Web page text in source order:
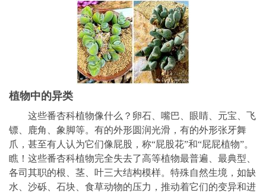
植物中的异类
这些番杏科植物像什么？卵石、嘴巴、眼睛、元宝、飞
镖、鹿角、象脚等。有的外形圆润光滑，有的外形张牙舞
爪，甚至有人认为它们像屁股，称“屁股花”和“屁屁植物”。
瞧！这些番杏科植物完全失去了高等植物最普遍、最典型、
各司其职的根、茎、叶三大结构模样。特殊自然生境，如缺
水、沙砾、石块、食草动物的压力，推动着它们的变异和进